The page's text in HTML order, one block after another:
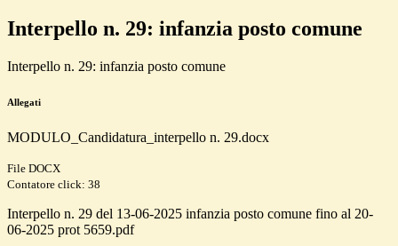
Interpello n. 29: infanzia posto comune
Interpello n. 29: infanzia posto comune
Allegati
MODULO_Candidatura_interpello n. 29.docx
File DOCX
Contatore click: 38
Interpello n. 29 del 13-06-2025 infanzia posto comune fino al 20-
06-2025 prot 5659.pdf